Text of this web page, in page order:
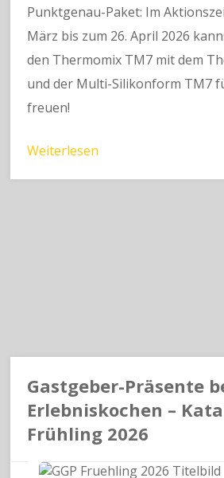
Punktgenau-Paket: Im
März bis zum 26. April 2026
den Thermomix TM7 mit dem
und der Multi-Silikonform TM7
freuen!
Weiterlesen
Gastgeber-Präsente
Erlebniskochen –
Frühling 2026